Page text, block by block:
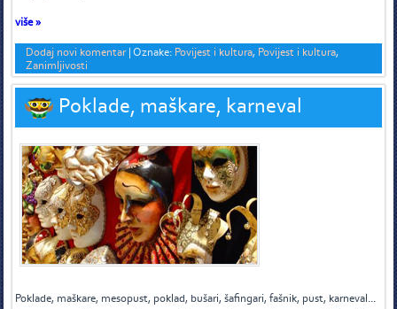
više »
Dodaj novi komentar|Oznake: Povijest i kultura, Povijest i kultura,
Zanimljivosti
Poklade, maškare, karneval
Poklade, maškare, mesopust, poklad, bušari, šafingari, fašnik, pust, karneval...